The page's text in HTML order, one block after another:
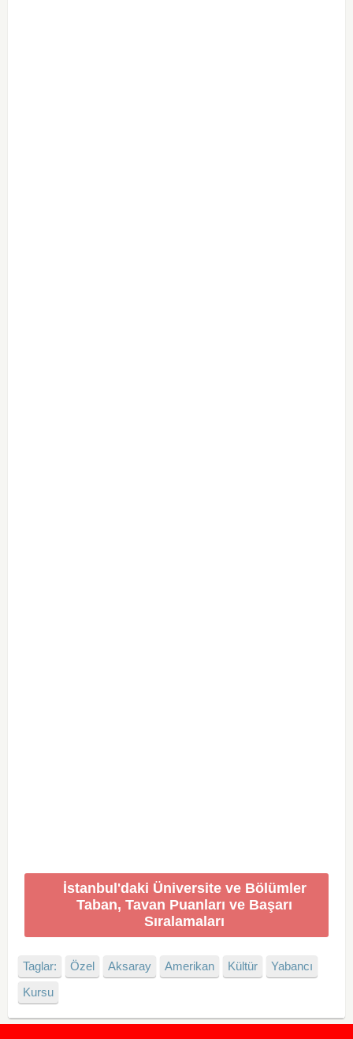
İstanbul'daki Üniversite ve Bölümler
Taban, Tavan Puanları ve Başarı
Sıralamaları
Taglar: Özel Aksaray Amerikan Kültür
Yabancı
Kursu